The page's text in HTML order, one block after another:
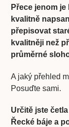
Přece jenom
kvalitně
přepisovat
kvalitněji než
průměrné
A jaký přehled
Posuďte sami.
Určitě jste
Řecké báje a